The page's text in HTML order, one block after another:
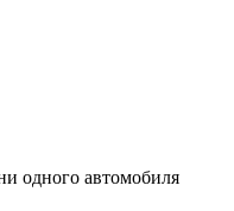
одного автомобиля